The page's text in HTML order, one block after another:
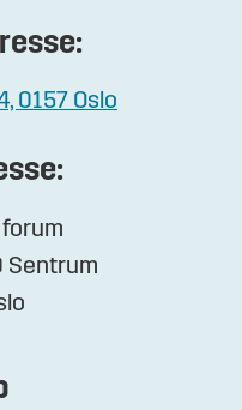
0157 Oslo
Sentrum